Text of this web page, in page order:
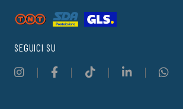
SEGUICI SU